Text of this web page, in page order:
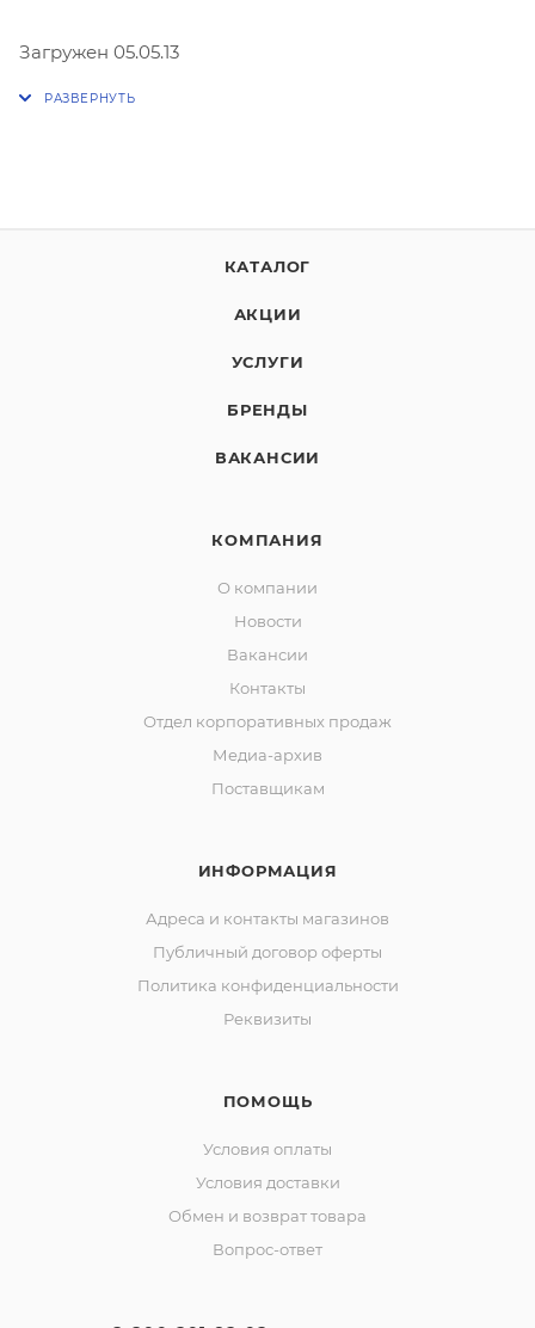
Загружен 05.05.13
КАТАЛОГ
АКЦИИ
УСЛУГИ
БРЕНДЫ
ВАКАНСИИ
КОМПАНИЯ
О компании
Новости
Вакансии
Контакты
Отдел корпоративных продаж
Медиа-архив
Поставщикам
ИНФОРМАЦИЯ
Адреса и контакты магазинов
Публичный договор оферты
Политика конфиденциальности
Реквизиты
ПОМОЩЬ
Условия оплаты
Условия доставки
Обмен и возврат товара
Вопрос-ответ